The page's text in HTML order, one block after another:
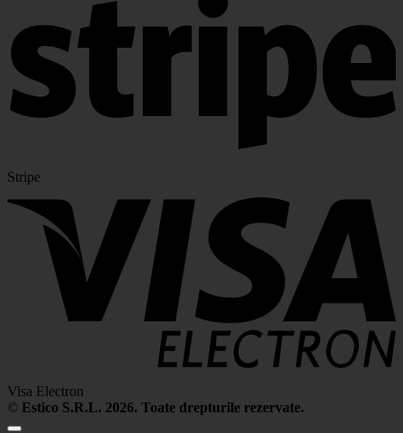
Stripe
Visa Electron
© Estico S.R.L. 2026. Toate drepturile rezervate.